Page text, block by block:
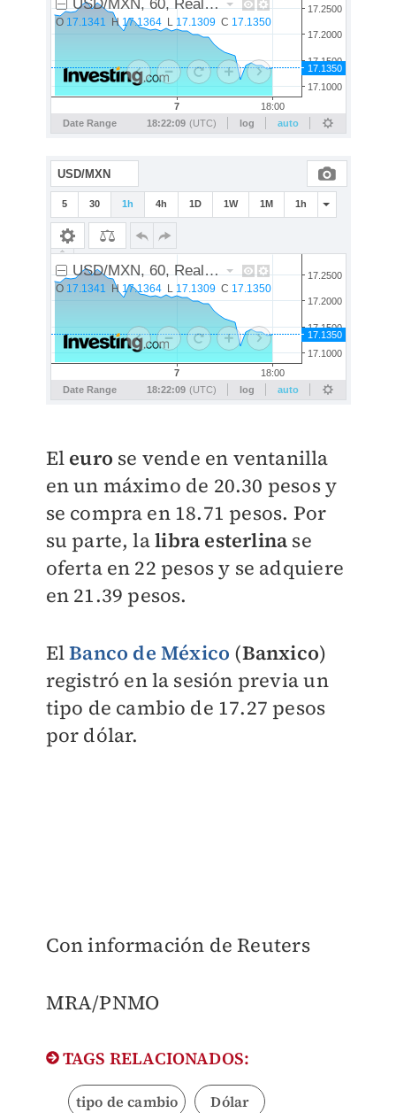
El euro se vende en ventanilla
en un máximo de 20.30 pesos y
se compra en 18.71 pesos. Por
su parte, lalibra esterlina se
oferta en 22 pesos y se adquiere
en 21.39 pesos.
ElBanco de México (Banxico)
registró en la sesión previa un
tipo de cambio de 17.27 pesos
por dólar.
Con información de Reuters
MRA/PNMO
TAGS RELACIONADOS:
tipo de cambio Dólar